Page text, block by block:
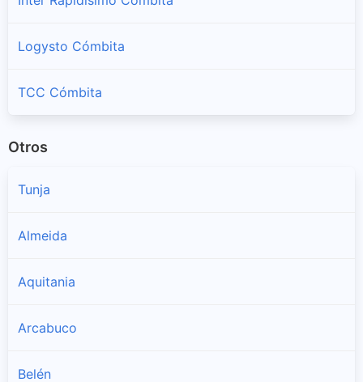
Logysto Cómbita
TCC Cómbita
Otros
Tunja
Almeida
Aquitania
Arcabuco
Belén